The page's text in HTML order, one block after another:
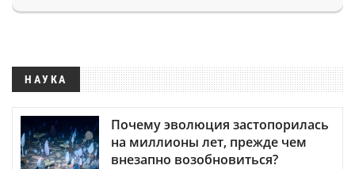
НАУКА
Почему эволюция застопорилась
на миллионы лет, прежде чем
внезапно возобновиться?